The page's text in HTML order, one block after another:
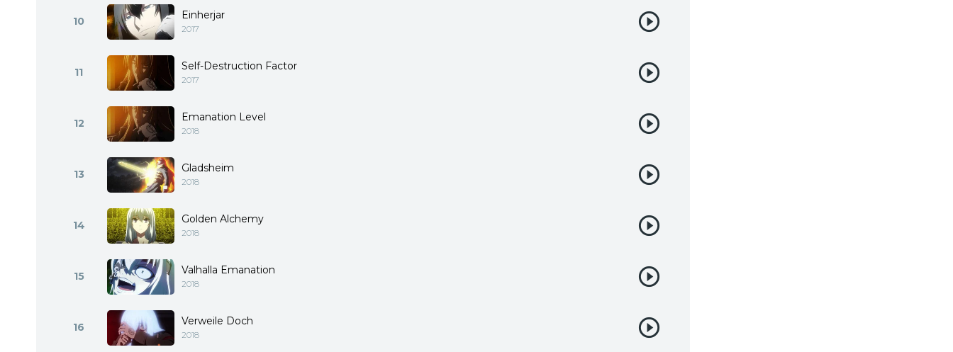
10 Einherjar
2017
11 Self-Destruction Factor
2017
12 Emanation Level
2018
13 Gladsheim
2018
14 Golden Alchemy
2018
15 Valhalla Emanation
2018
16 Verweile Doch
2018